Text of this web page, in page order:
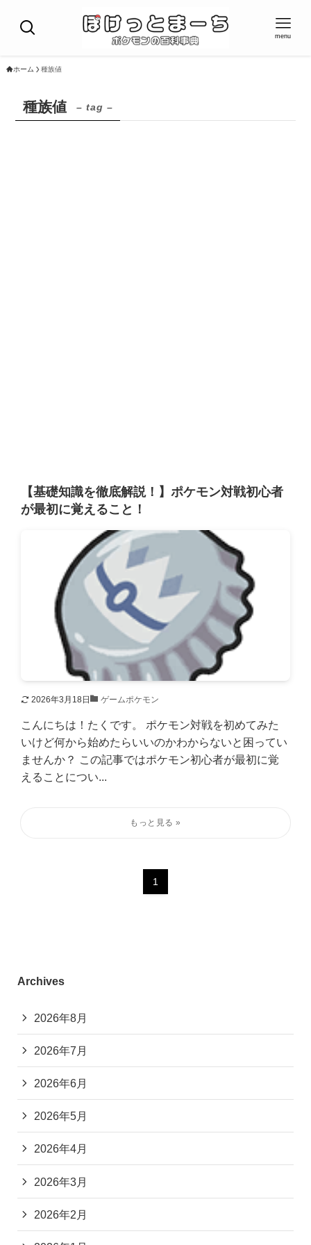
menu
ホーム 種族値
種族値 – tag –
【基礎知識を徹底解説！】ポケモン対戦初心者
が最初に覚えること！
2026年3月18日 ゲームポケモン
こんにちは！たくです。 ポケモン対戦を初めてみた
いけど何から始めたらいいのかわからないと困ってい
ませんか？ この記事ではポケモン初心者が最初に覚
えることについ...
1
Archives
2026年8月
2026年7月
2026年6月
2026年5月
2026年4月
2026年3月
2026年2月